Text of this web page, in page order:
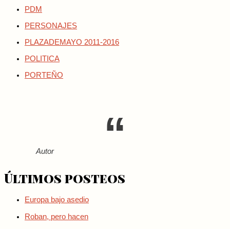
PDM
PERSONAJES
PLAZADEMAYO 2011-2016
POLITICA
PORTEÑO
Autor
Últimos posteos
Europa bajo asedio
Roban, pero hacen